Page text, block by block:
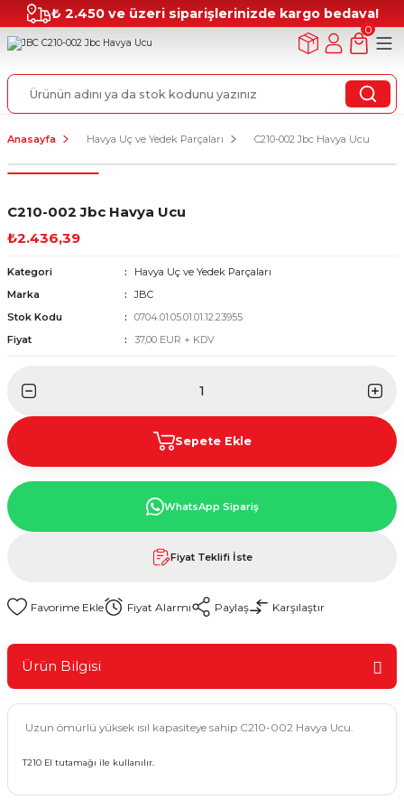
₺ 2.450 ve üzeri siparişlerinizde kargo bedava!
0
Anasayfa Havya Uç ve Yedek Parçaları C210-002 Jbc Havya Ucu
C210-002 Jbc Havya Ucu
₺2.436,39
Kategori
Havya Uç ve Yedek Parçaları
Marka
JBC
Stok Kodu
0704.01.05.01.01.12.23955
Fiyat
37,00 EUR + KDV
Sepete Ekle
WhatsApp Sipariş
Fiyat Teklifi İste
Fiyat Alarmı Paylaş Karşılaştır
Ürün Bilgisi
Uzun ömürlü yüksek ısıl kapasiteye sahip C210-002 Havya Ucu.
T210 El tutamağı ile kullanılır.